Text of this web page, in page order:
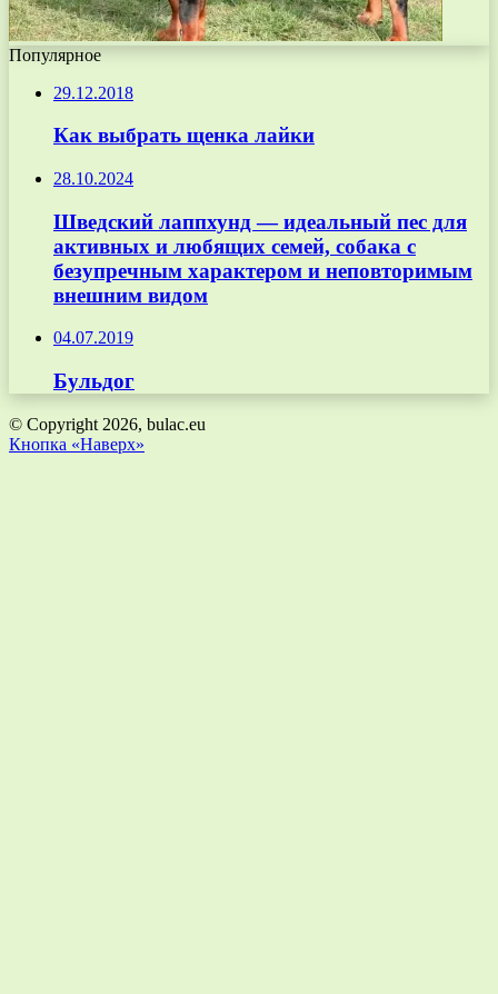
Популярное
29.12.2018
Как выбрать щенка лайки
28.10.2024
Шведский лаппхунд — идеальный пес для
активных и любящих семей, собака с
безупречным характером и неповторимым
внешним видом
04.07.2019
Бульдог
© Copyright 2026, bulac.eu
Кнопка «Наверх»